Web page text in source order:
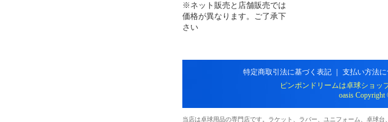
※ネット販売と店舗販売では
価格が異なります。ご了承下
さい
特定商取引法に基づく表記 ｜ 支払い方法
ピンポンドリームは卓球ショッ
oasis Copyright
当店は卓球用品の専門店です。ラケット、ラバー、ユニフォーム、卓球